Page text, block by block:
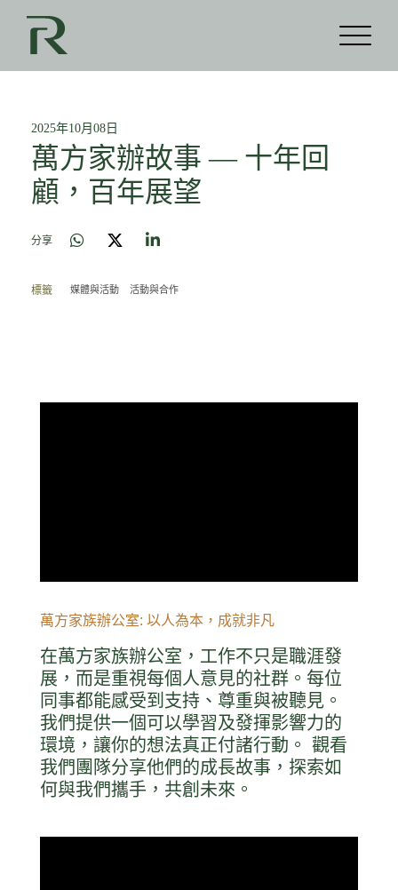
萬方家辦故事 — 十年回
顧，百年展望
分享
2025年10月08日
標籤 媒體與活動 活動與合作
萬方家族辦公室: 以人為本，成就非凡
在萬方家族辦公室，工作不只是職涯發
展，而是重視每個人意見的社群。每位
同事都能感受到支持、尊重與被聽見。
我們提供一個可以學習及發揮影響力的
環境，讓你的想法真正付諸行動。 觀看
我們團隊分享他們的成長故事，探索如
何與我們攜手，共創未來。